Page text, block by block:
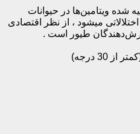
شده‌ ویتامین‌ها در حیوانات‌
میشود ، از نظر اقتصادی
طیور است‌ .
30 درجه)